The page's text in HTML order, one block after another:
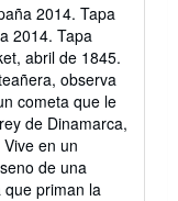
2014. Tapa
2014. Tapa
abril de 1845.
observa
cometa que le
de Dinamarca,
en un
de una
priman la